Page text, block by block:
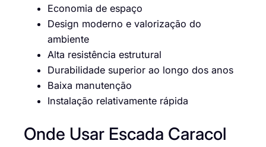
Economia de espaço
Design moderno e valorização do
ambiente
Alta resistência estrutural
Durabilidade superior ao longo dos anos
Baixa manutenção
Instalação relativamente rápida
Onde Usar Escada Caracol